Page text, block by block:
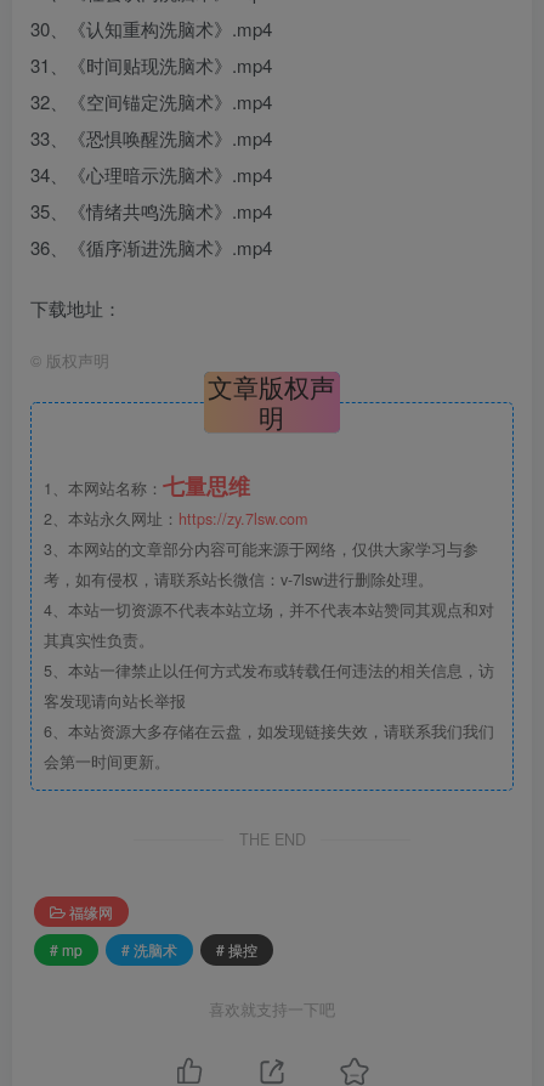
30、《认知重构洗脑术》.mp4
31、《时间贴现洗脑术》.mp4
32、《空间锚定洗脑术》.mp4
33、《恐惧唤醒洗脑术》.mp4
34、《心理暗示洗脑术》.mp4
35、《情绪共鸣洗脑术》.mp4
36、《循序渐进洗脑术》.mp4
下载地址：
© 版权声明
文章版权声
明
1、本网站名称： 七量思维
2、本站永久网址： https://zy.7lsw.com
3、本网站的文章部分内容可能来源于网络，仅供大家学习与参
考，如有侵权，请联系站长微信：v-7lsw进行删除处理。
4、本站一切资源不代表本站立场，并不代表本站赞同其观点和对
其真实性负责。
5、本站一律禁止以任何方式发布或转载任何违法的相关信息，访
客发现请向站长举报
6、本站资源大多存储在云盘，如发现链接失效，请联系我们我们
会第一时间更新。
THE END
福缘网
# mp
# 洗脑术 # 操控
喜欢就支持一下吧